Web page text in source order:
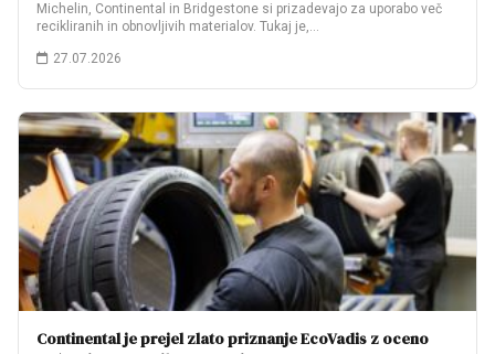
Michelin, Continental in Bridgestone si prizadevajo za uporabo več
recikliranih in obnovljivih materialov. Tukaj je,…
27.07.2026
Continental je prejel zlato priznanje EcoVadis z oceno